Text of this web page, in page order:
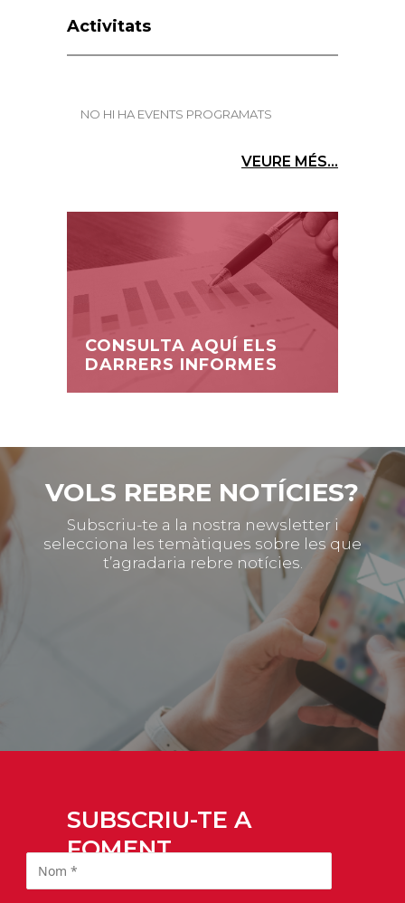
Activitats
NO HI HA EVENTS PROGRAMATS
VEURE MÉS...
CONSULTA AQUÍ ELS
DARRERS INFORMES
VOLS REBRE NOTÍCIES?
Subscriu-te a la nostra newsletter i
selecciona les temàtiques sobre les que
t’agradaria rebre notícies.
SUBSCRIU-TE A
FOMENT